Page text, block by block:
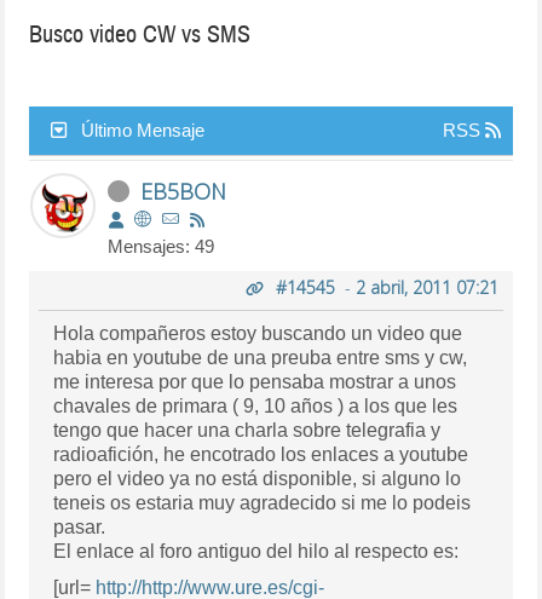
Busco video CW vs SMS
Último Mensaje RSS
EB5BON
Mensajes: 49
#14545- 2 abril, 2011 07:21
Hola compañeros estoy buscando un video que
habia en youtube de una preuba entre sms y cw,
me interesa por que lo pensaba mostrar a unos
chavales de primara ( 9, 10 años ) a los que les
tengo que hacer una charla sobre telegrafia y
radioafición, he encotrado los enlaces a youtube
pero el video ya no está disponible, si alguno lo
teneis os estaria muy agradecido si me lo podeis
pasar.
El enlace al foro antiguo del hilo al respecto es:
[url= http://http://www.ure.es/cgi-